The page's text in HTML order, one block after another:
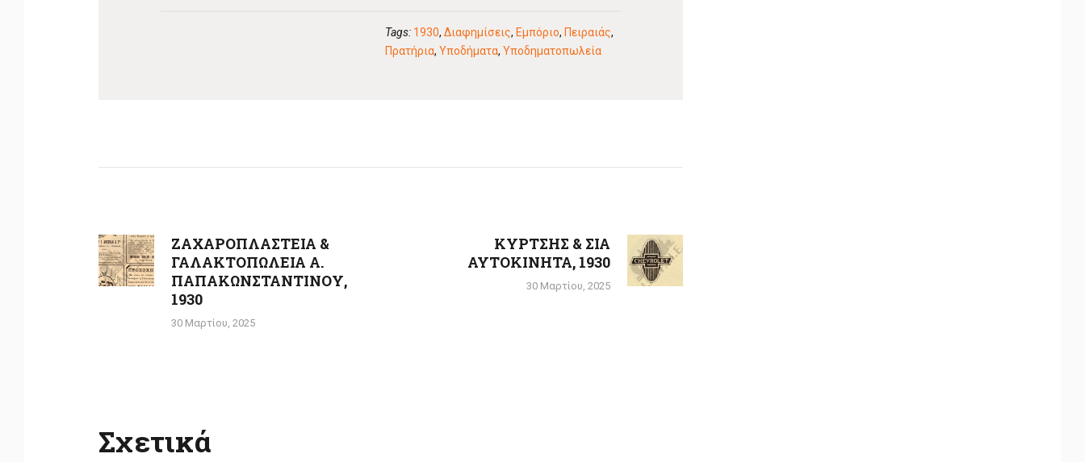
Tags: 1930, Διαφημίσεις, Εμπόριο, Πειραιάς,
Πρατήρια, Υποδήματα, Υποδηματοπωλεία
άρθρων
Previous
post:
ΖΑΧΑΡΟΠΛΑΣΤΕΙΑ &
ΓΑΛΑΚΤΟΠΩΛΕΙΑ Α.
ΠΑΠΑΚΩΝΣΤΑΝΤΙΝΟΥ,
1930
30 Μαρτίου, 2025
post:
ΚΥΡΤΣΗΣ & ΣΙΑ
ΑΥΤΟΚΙΝΗΤΑ, 1930
30 Μαρτίου, 2025
Σχετικά